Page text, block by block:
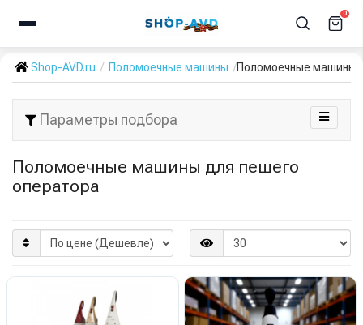
0
Shop-AVD.ru Поломоечные машины Поломоечные машины
Параметры подбора
Поломоечные машины для пешего
оператора